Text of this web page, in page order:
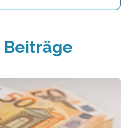
Beiträge